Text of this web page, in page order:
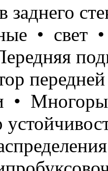
заднего
• свет
•